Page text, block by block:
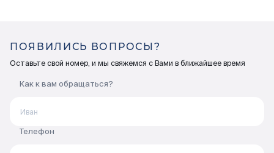
ПОЯВИЛИСЬ ВОПРОСЫ?
Оставьте свой номер, и мы свяжемся с Вами в ближайшее время
Как к вам обращаться?
Телефон